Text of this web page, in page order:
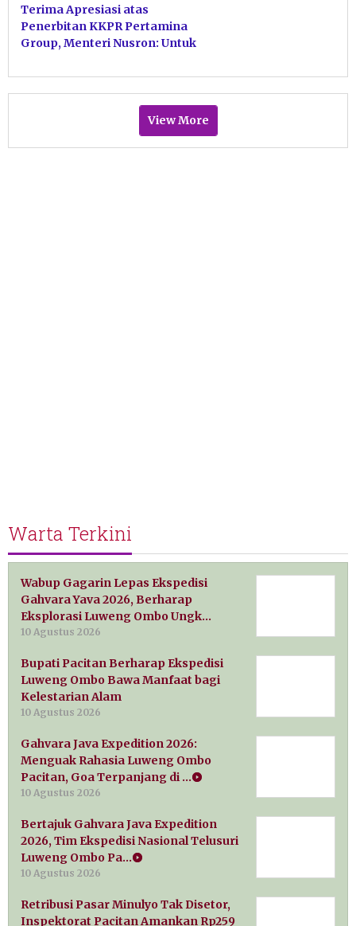
Terima Apresiasi atas
Penerbitan KKPR Pertamina
Group, Menteri Nusron: Untuk
Swasembada Energi
View More
Warta Terkini
Wabup Gagarin Lepas Ekspedisi
Gahvara Yava 2026, Berharap
Eksplorasi Luweng Ombo Ungk…
10 Agustus 2026
Bupati Pacitan Berharap Ekspedisi
Luweng Ombo Bawa Manfaat bagi
Kelestarian Alam
10 Agustus 2026
Gahvara Java Expedition 2026:
Menguak Rahasia Luweng Ombo
Pacitan, Goa Terpanjang di …
10 Agustus 2026
Bertajuk Gahvara Java Expedition
2026, Tim Ekspedisi Nasional Telusuri
Luweng Ombo Pa…
10 Agustus 2026
Retribusi Pasar Minulyo Tak Disetor,
Inspektorat Pacitan Amankan Rp259